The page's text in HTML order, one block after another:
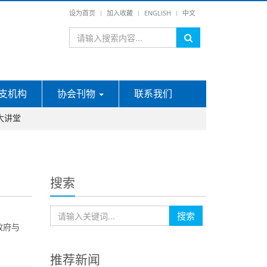
设为首页 加入收藏 ENGLISH 中文
讲堂
机构 协会刊物 联系我们
府与
搜索
搜索
推荐新闻